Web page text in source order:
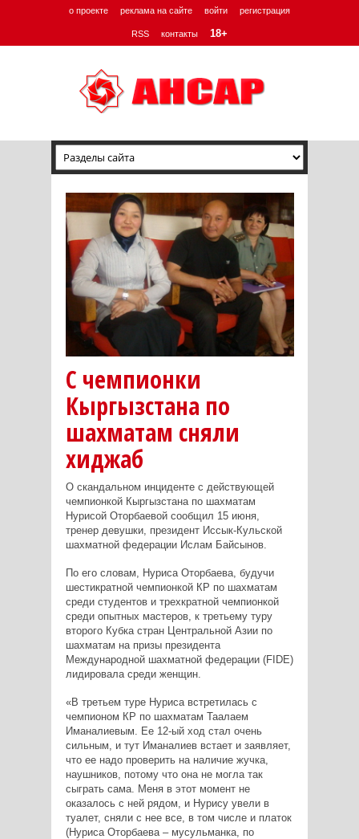
о проекте реклама на сайте войти регистрация
RSS контакты 18+
С чемпионки
Кыргызстана по
шахматам сняли
хиджаб
О скандальном инциденте с действующей
чемпионкой Кыргызстана по шахматам
Нурисой Оторбаевой сообщил 15 июня,
тренер девушки, президент Иссык-Кульской
шахматной федерации Ислам Байсынов.
По его словам, Нуриса Оторбаева, будучи
шестикратной чемпионкой КР по шахматам
среди студентов и трехкратной чемпионкой
среди опытных мастеров, к третьему туру
второго Кубка стран Центральной Азии по
шахматам на призы президента
Международной шахматной федерации (FIDE)
лидировала среди женщин.
«В третьем туре Нуриса встретилась с
чемпионом КР по шахматам Таалаем
Иманалиевым. Ее 12-ый ход стал очень
сильным, и тут Иманалиев встает и заявляет,
что ее надо проверить на наличие жучка,
наушников, потому что она не могла так
сыграть сама. Меня в этот момент не
оказалось с ней рядом, и Нурису увели в
туалет, сняли с нее все, в том числе и платок
(Нуриса Оторбаева – мусульманка, по